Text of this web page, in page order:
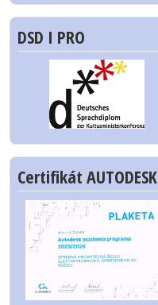
DSD I PRO
Certifikát AUTODESK